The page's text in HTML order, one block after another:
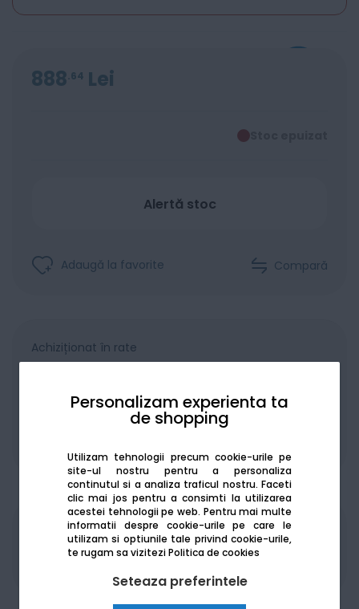
Personalizam experienta ta
de shopping
Utilizam tehnologii precum cookie-urile pe
site-ul nostru pentru a personaliza
continutul si a analiza traficul nostru. Faceti
clic mai jos pentru a consimti la utilizarea
acestei tehnologii pe web. Pentru mai multe
informatii despre cookie-urile pe care le
utilizam si optiunile tale privind cookie-urile,
te rugam sa viziteziPolitica de cookies
Seteaza preferintele
888 64 Lei
Alertă stoc
Adaugă la favorite Compară
Achiziționat în rate
Produsele sunt disponibile pe platforma de
achizitii publiceSEAP/SICAP